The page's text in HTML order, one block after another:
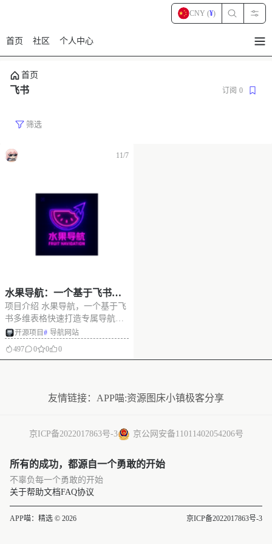
首页 社区 个人中心
CNY (¥)
首页
飞书 订阅 0
筛选
11/7
水果导航：一个基于飞书多
维表格数据的导航网站，免
费开源
项目介绍 水果导航，一个基于飞
书多维表格快速打造专属导航站
的项目。几分钟就能上线使用，
搭导航，还能解锁更多创意项目
自由二次开发，支持一键部署到
开源项目 # 导航网站
497
0 0 0
友情链接： APP喵:资源 图床小镇极客分享
京ICP备2022017863号-3 京公网安备11011402054206号
所有的成功，都源自一个勇敢的开始
不辜负每一个勇敢的开始
关于帮助文档FAQ协议
APP喵：精选 © 2026 京ICP备2022017863号-3